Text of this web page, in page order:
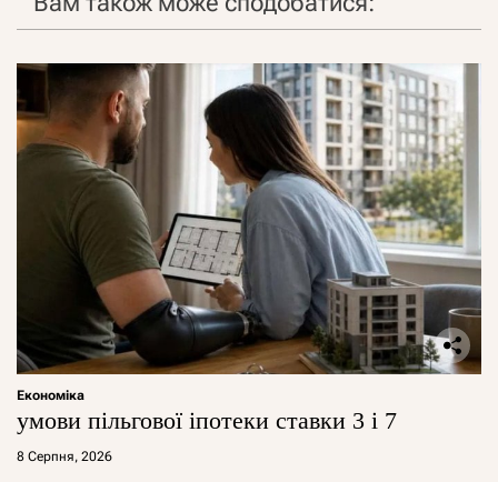
Економіка
умови пільгової іпотеки ставки 3 і 7
8 Серпня, 2026